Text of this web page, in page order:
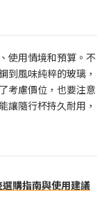
使用情境和預算。不
到風味純粹的玻璃，
考慮價位，也要注意
讓隨行杯持久耐用，
購指南與使用建議